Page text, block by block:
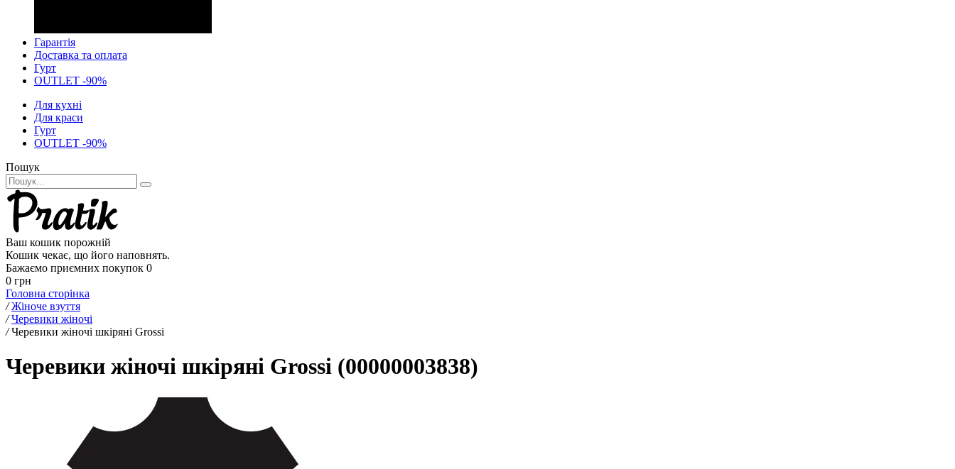
Гарантія
Доставка та оплата
Гурт
OUTLET -90%
Для кухні
Для краси
Гурт
OUTLET -90%
Пошук
Ваш кошик порожній
Кошик чекає, що його наповнять.
Бажаємо приємних покупок 0
0 грн
Головна сторінка
/ Жіноче взуття
/ Черевики жіночі
/ Черевики жіночі шкіряні Grossi
Черевики жіночі шкіряні Grossi (00000003838)